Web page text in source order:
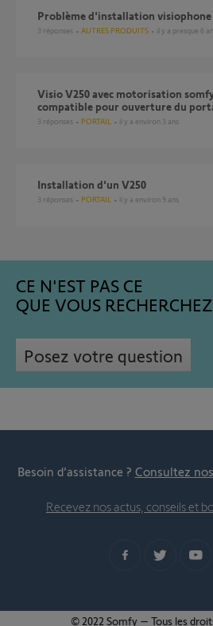
Problème d'installation visiophone
3 réponses AUTRES PRODUITS il y a presque 6
Visio V250 avec motorisation somfy axovia 3S IO , est ce
compatible pour ouverture du
3 réponses PORTAIL il y a environ 3 ans
installation d'un V250
3 réponses PORTAIL il y a environ 9 ans
CE N'EST PAS CE
QUE VOUS RECHERCHEZ
Posez votre question
Besoin d’assistance ? Consultez
Recevez nos actus, conseils et
© 2022 Somfy – Tous les